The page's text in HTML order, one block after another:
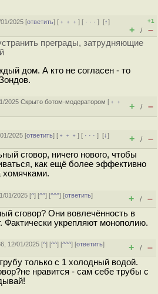
2025 [ответить] [ ﹢﹢﹢] [ · · ·][↑]
+1
+ / –
преграды, затрудняющие
дом. А кто не согласен - то
2025Скрыто ботом-модератором [ ﹢﹢
+ / –
2025 [ответить] [ ﹢﹢﹢] [ · · ·][↓]
+ / –
сговор, ничего нового, чтобы
как ещё более эффективно
хомячками.
01/2025 [^] [^^] [^^^] [ответить]
+ / –
сговор? Они вовлечённость в
Фактически укрепляют монополию.
12/01/2025 [^] [^^] [^^^] [ответить]
+ / –
только с 1 холодный водой.
нравится - сам себе трубы с